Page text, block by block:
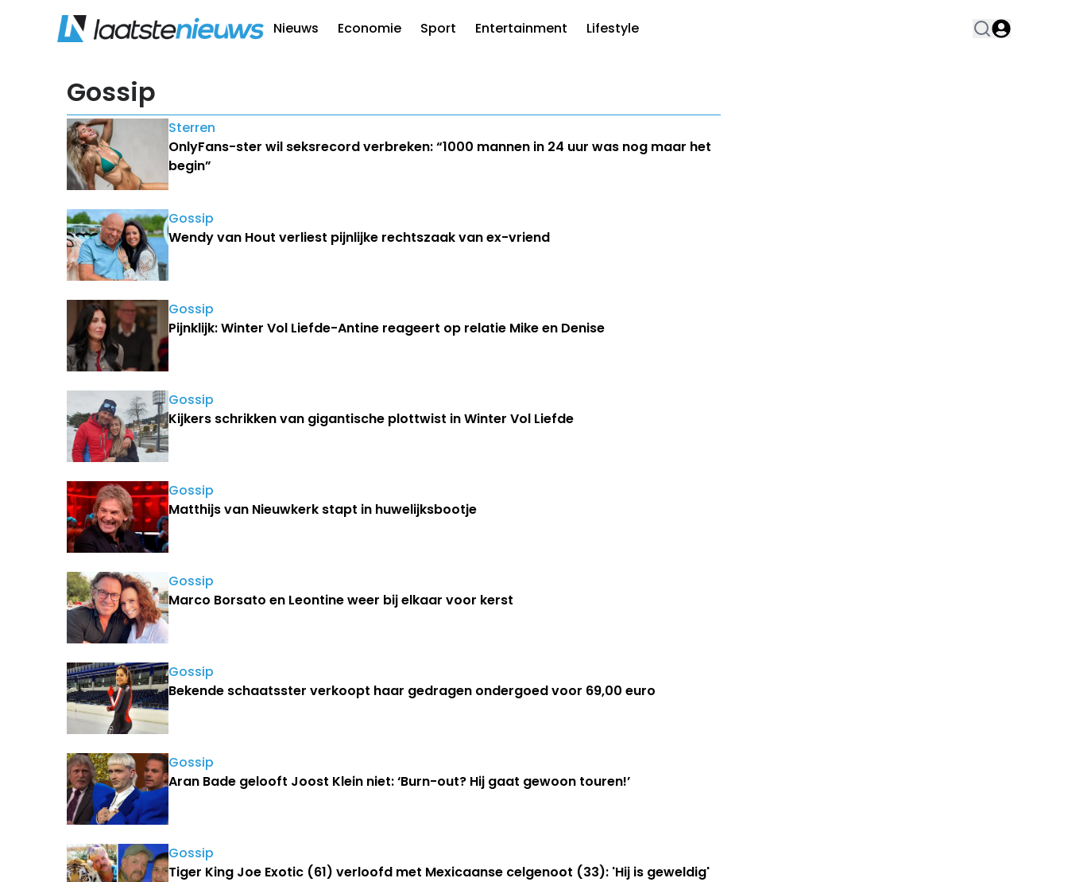
Nieuws Economie Sport Entertainment Lifestyle
Gossip
Sterren
OnlyFans-ster wil seksrecord verbreken: “1000 mannen in 24 uur was nog maar het
begin”
Gossip
Wendy van Hout verliest pijnlijke rechtszaak van ex-vriend
Gossip
Pijnklijk: Winter Vol Liefde-Antine reageert op relatie Mike en Denise
Gossip
Kijkers schrikken van gigantische plottwist in Winter Vol Liefde
Gossip
Matthijs van Nieuwkerk stapt in huwelijksbootje
Gossip
Marco Borsato en Leontine weer bij elkaar voor kerst
Gossip
Bekende schaatsster verkoopt haar gedragen ondergoed voor 69,00 euro
Gossip
Aran Bade gelooft Joost Klein niet: ‘Burn-out? Hij gaat gewoon touren!’
Gossip
Tiger King Joe Exotic (61) verloofd met Mexicaanse celgenoot (33): 'Hij is geweldig'